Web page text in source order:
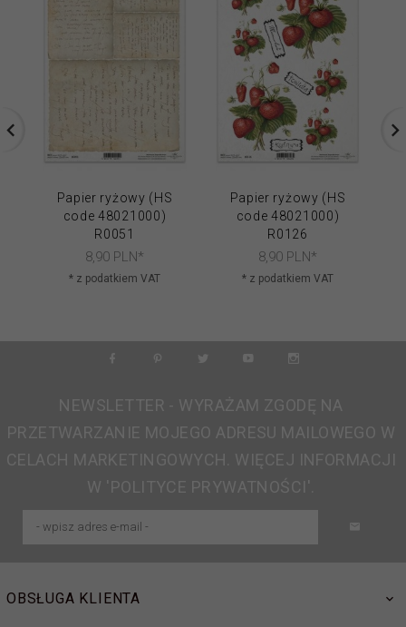
Papier ryżowy (HS
code 48021000)
R0051
8,90 PLN*
* z podatkiem VAT
Papier ryżowy (HS
code 48021000)
R0126
8,90 PLN*
* z podatkiem VAT
NEWSLETTER - WYRAŻAM ZGODĘ NA
PRZETWARZANIE MOJEGO ADRESU MAILOWEGO W
CELACH MARKETINGOWYCH. WIĘCEJ INFORMACJI
W 'POLITYCE PRYWATNOŚCI'.
OBSŁUGA KLIENTA